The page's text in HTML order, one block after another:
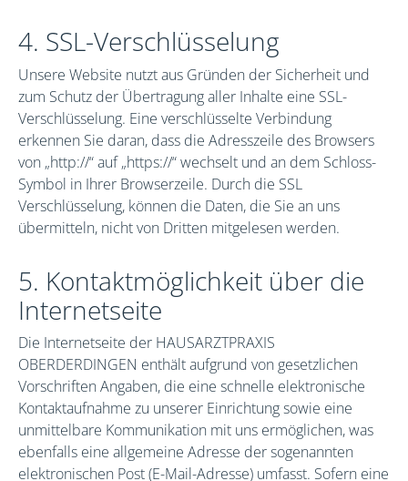
4. SSL-Verschlüsselung
Unsere Website nutzt aus Gründen der Sicherheit und
zum Schutz der Übertragung aller Inhalte eine SSL-
Verschlüsselung. Eine verschlüsselte Verbindung
erkennen Sie daran, dass die Adresszeile des Browsers
von „http://“ auf „https://“ wechselt und an dem Schloss-
Symbol in Ihrer Browserzeile. Durch die SSL
Verschlüsselung, können die Daten, die Sie an uns
übermitteln, nicht von Dritten mitgelesen werden.
5. Kontaktmöglichkeit über die
Internetseite
Die Internetseite der HAUSARZTPRAXIS
OBERDERDINGEN enthält aufgrund von gesetzlichen
Vorschriften Angaben, die eine schnelle elektronische
Kontaktaufnahme zu unserer Einrichtung sowie eine
unmittelbare Kommunikation mit uns ermöglichen, was
ebenfalls eine allgemeine Adresse der sogenannten
elektronischen Post (E-Mail-Adresse) umfasst. Sofern eine